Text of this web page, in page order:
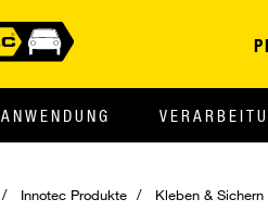
ANWENDUNG
Innotec Produkte Kleben & Sichern